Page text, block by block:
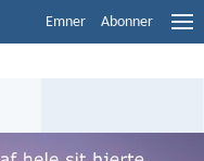
Emner Abonner